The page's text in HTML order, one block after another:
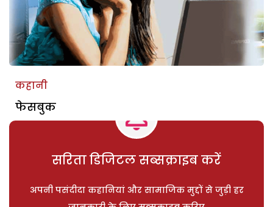
कहानी
फेसबुक
सरिता डिजिटल सब्सक्राइब करें
अपनी पसंदीदा कहानियां और सामाजिक मुद्दों से जुड़ी हर